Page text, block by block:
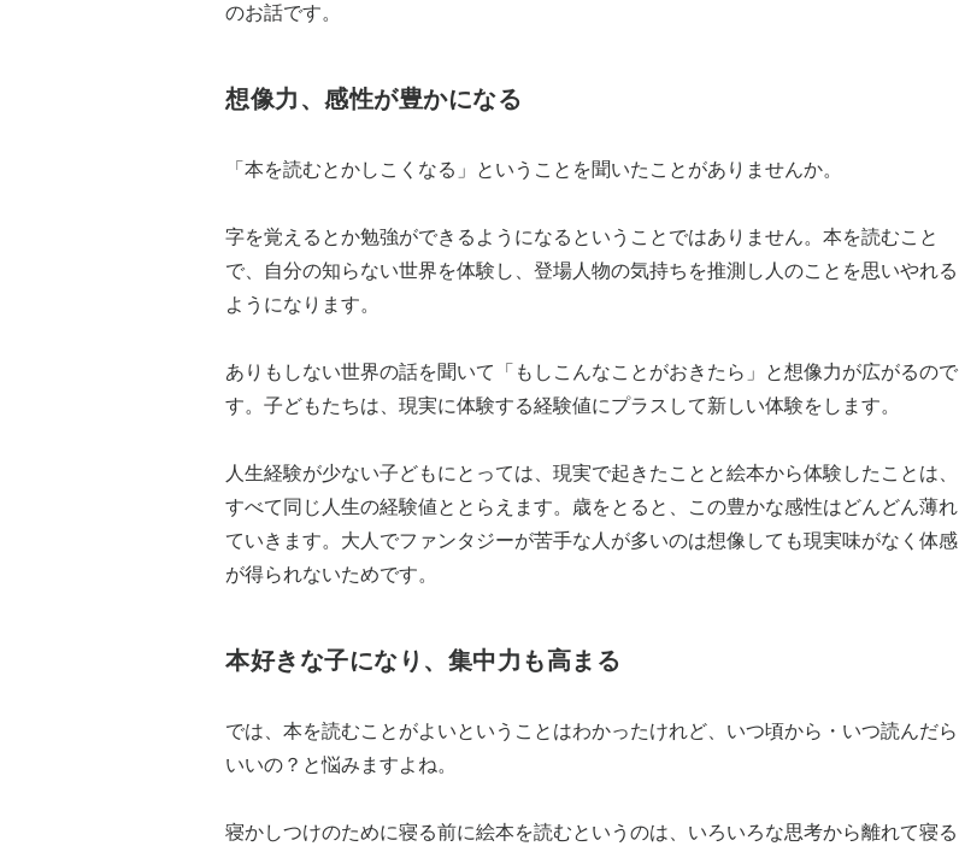
のお話です。
想像力、感性が豊かになる
「本を読むとかしこくなる」ということを聞いたことがありませんか。
字を覚えるとか勉強ができるようになるということではありません。本を読むこと
で、自分の知らない世界を体験し、登場人物の気持ちを推測し人のことを思いやれる
ようになります。
ありもしない世界の話を聞いて「もしこんなことがおきたら」と想像力が広がるので
す。子どもたちは、現実に体験する経験値にプラスして新しい体験をします。
人生経験が少ない子どもにとっては、現実で起きたことと絵本から体験したことは、
すべて同じ人生の経験値ととらえます。歳をとると、この豊かな感性はどんどん薄れ
ていきます。大人でファンタジーが苦手な人が多いのは想像しても現実味がなく体感
が得られないためです。
本好きな子になり、集中力も高まる
では、本を読むことがよいということはわかったけれど、いつ頃から・いつ読んだら
いいの？と悩みますよね。
寝かしつけのために寝る前に絵本を読むというのは、いろいろな思考から離れて寝る